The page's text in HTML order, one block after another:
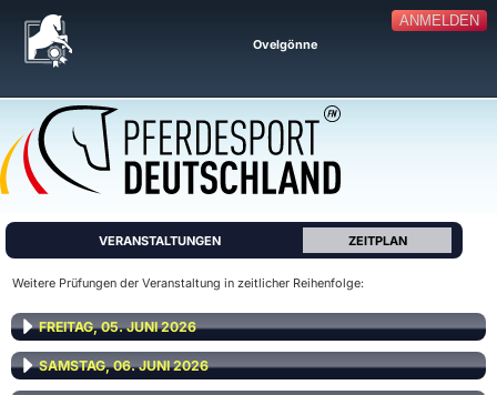
ANMELDEN
Ovelgönne
VERANSTALTUNGEN ZEITPLAN
Weitere Prüfungen der Veranstaltung in zeitlicher Reihenfolge:
FREITAG, 05. JUNI 2026
SAMSTAG, 06. JUNI 2026